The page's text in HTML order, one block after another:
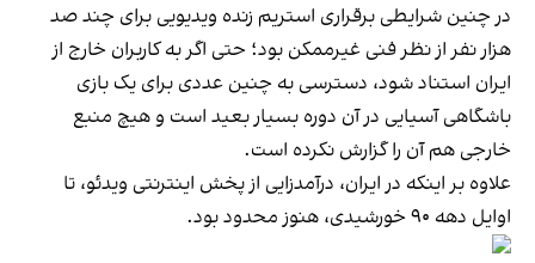
در چنین شرایطی برقراری استریم زنده ویدیویی برای چند صد
هزار نفر از نظر فنی غیرممکن بود؛ حتی اگر به کاربران خارج از
ایران استناد شود، دسترسی به چنین عددی برای یک بازی
باشگاهی آسیایی در آن دوره بسیار بعید است و هیچ منبع
خارجی هم آن را گزارش نکرده است.
علاوه بر اینکه در ایران، درآمدزایی از پخش اینترنتی ویدئو، تا
اوایل دهه ۹۰ خورشیدی، هنوز محدود بود.